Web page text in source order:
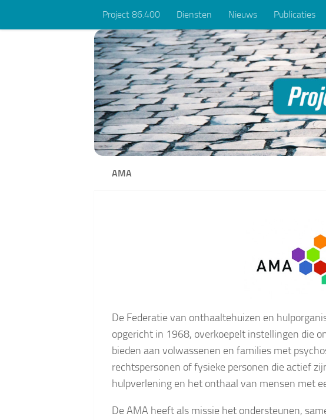
Project 86.400 Diensten Nieuws Publicaties
AMA
De Federatie van onthaaltehuizen en
opgericht in 1968, overkoepelt instellingen die
bieden aan volwassenen en families met
rechtspersonen of fysieke personen die actief
hulpverlening en het onthaal van mensen met
De AMA heeft als missie het ondersteunen,